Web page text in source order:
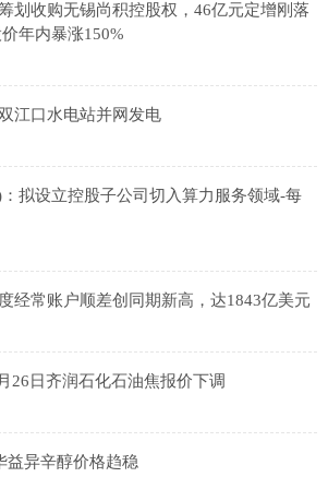
划收购无锡尚积控股权，46亿元定增刚落
年内暴涨150%
江口水电站并网发电
拟设立控股子公司切入算力服务领域-每
经常账户顺差创同期新高，达1843亿美元
26日齐润石化石油焦报价下调
益异辛醇价格趋稳